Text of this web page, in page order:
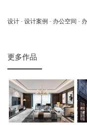
设计 - 设计案例 - 办公空间 -
更多作品